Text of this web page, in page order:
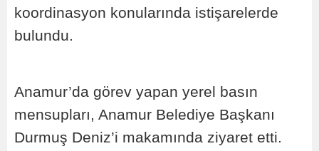
koordinasyon konularında istişarelerde
bulundu.
Anamur’da görev yapan yerel basın
mensupları, Anamur Belediye Başkanı
Durmuş Deniz’i makamında ziyaret etti.